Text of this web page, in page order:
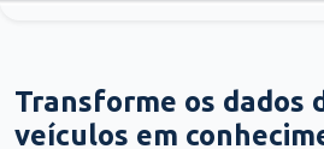
Transforme os dados
veículos em